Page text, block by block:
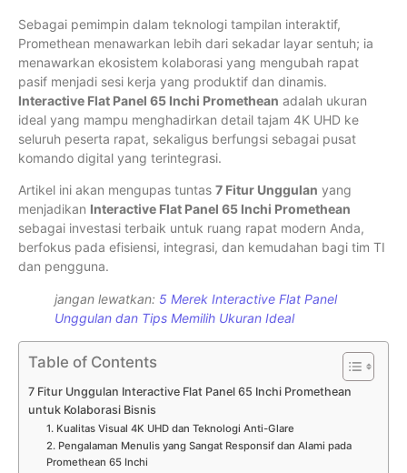
Sebagai pemimpin dalam teknologi tampilan interaktif,
Promethean menawarkan lebih dari sekadar layar sentuh; ia
menawarkan ekosistem kolaborasi yang mengubah rapat
pasif menjadi sesi kerja yang produktif dan dinamis.
Interactive Flat Panel 65 Inchi Promethean adalah ukuran
ideal yang mampu menghadirkan detail tajam 4K UHD ke
seluruh peserta rapat, sekaligus berfungsi sebagai pusat
komando digital yang terintegrasi.
Artikel ini akan mengupas tuntas 7 Fitur Unggulan yang
menjadikan Interactive Flat Panel 65 Inchi Promethean
sebagai investasi terbaik untuk ruang rapat modern Anda,
berfokus pada efisiensi, integrasi, dan kemudahan bagi tim TI
dan pengguna.
jangan lewatkan: 5 Merek Interactive Flat Panel
Unggulan dan Tips Memilih Ukuran Ideal
Table of Contents
7 Fitur Unggulan Interactive Flat Panel 65 Inchi Promethean
untuk Kolaborasi Bisnis
1. Kualitas Visual 4K UHD dan Teknologi Anti-Glare
2. Pengalaman Menulis yang Sangat Responsif dan Alami pada
Promethean 65 Inchi